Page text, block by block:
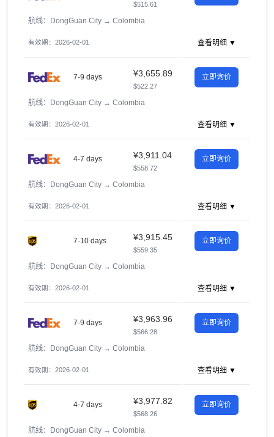
$515.61
航线：DongGuan City → Colombia
有效期：2026-02-01 查看明细 ▼
7-9 days ¥3,655.89
$522.27
立即询价
航线：DongGuan City → Colombia
有效期：2026-02-01 查看明细 ▼
4-7 days ¥3,911.04
$558.72
立即询价
航线：DongGuan City → Colombia
有效期：2026-02-01 查看明细 ▼
7-10 days ¥3,915.45
$559.35
立即询价
航线：DongGuan City → Colombia
有效期：2026-02-01 查看明细 ▼
7-9 days ¥3,963.96
$566.28
立即询价
航线：DongGuan City → Colombia
有效期：2026-02-01 查看明细 ▼
4-7 days ¥3,977.82
$568.26
立即询价
航线：DongGuan City → Colombia